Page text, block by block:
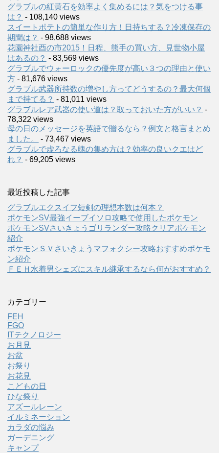
グラブルの紅黄石を効率よく集めるには？気をつける事
は？ - 108,140 views
スイートポテトの簡単な作り方！日持ちする？冷凍保存の
期間は？ - 98,688 views
花園神社酉の市2015！日程、熊手の買い方、見世物小屋
はあるの？ - 83,569 views
グラブルでウォーロックの優先度が高い３つの理由と使い
方 - 81,676 views
グラブル武器所持数の増やし方ってどうするの？最大何個
まで持てる？ - 81,011 views
グラブルレア武器の使い道は？取っておいた方がいい？ -
78,322 views
母の日のメッセージを英語で贈るなら？例文と格言まとめ
ました。
- 73,467 views
グラブルで虚ろなる魄の集め方は？効率の良いクエはど
れ？ - 69,205 views
最近投稿した記事
グラブルエクスイフ短剣の理想本数は何本？
ポケモンSV最強イーブイソロ攻略で使用したポケモン
ポケモンSVさいきょうゴリランダー攻略クリアポケモン
紹介
ポケモンＳＶさいきょうマフォクシー攻略おすすめポケモ
ン紹介
ＦＥＨ水着男シェズにスキル継承するなら何がおすすめ？
カテゴリー
FEH
FGO
ITテクノロジー
お月見
お盆
お祭り
お花見
こどもの日
ひな祭り
アズールレーン
イルミネーション
カラダの悩み
ガーデニング
キャンプ